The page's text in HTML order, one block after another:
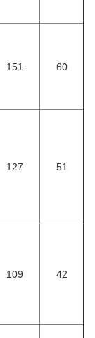
151 60
127 51
109 42